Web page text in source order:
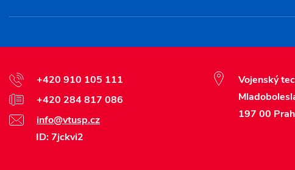
+420 910 105 111
+420 284 817 086
info@vtusp.cz
ID: 7jckvi2
Vojenský
197 00